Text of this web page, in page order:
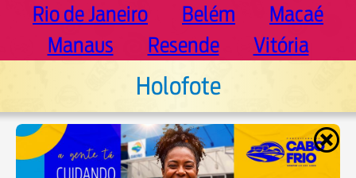
Rio de Janeiro Belém
Macaé
Manaus
Resende Vitória
Holofote